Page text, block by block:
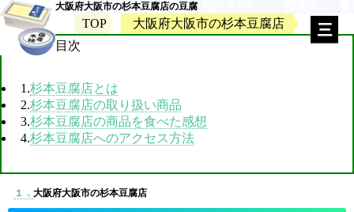
大阪府大阪市の杉本豆腐店の豆腐
TOP
大阪府大阪市の杉本豆腐店
目次
1.杉本豆腐店とは
2.杉本豆腐店の取り扱い商品
3.杉本豆腐店の商品を食べた感想
4.杉本豆腐店へのアクセス方法
１． 大阪府大阪市の杉本豆腐店